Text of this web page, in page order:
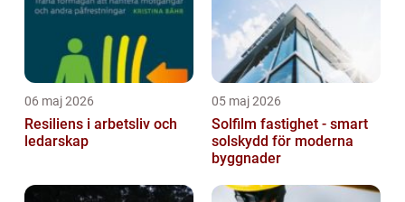
06 maj 2026
Resiliens i arbetsliv och
ledarskap
05 maj 2026
Solfilm fastighet - smart
solskydd för moderna
byggnader